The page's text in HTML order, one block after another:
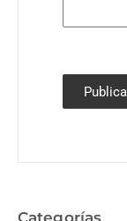
Categorías